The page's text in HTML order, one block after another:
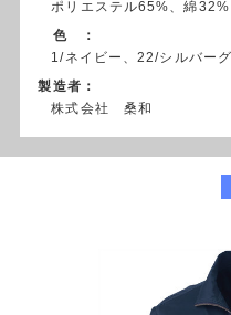
ポリエステル65%、綿
色 ：
1/ネイビー、22/シルバー
製造者：
株式会社 桑和